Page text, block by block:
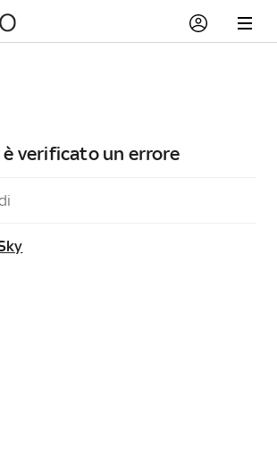
è verificato un errore